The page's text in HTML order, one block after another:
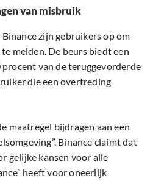
van misbruik
zijn gebruikers op om
melden. De beurs biedt een
van de teruggevorderde
die een overtreding
maatregel bijdragen aan een
Binance claimt dat
gelijke kansen voor alle
heeft voor oneerlijk